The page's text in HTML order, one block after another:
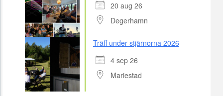
20 aug 26
Degerhamn
Träff under stjärnorna 2026
4 sep 26
Mariestad